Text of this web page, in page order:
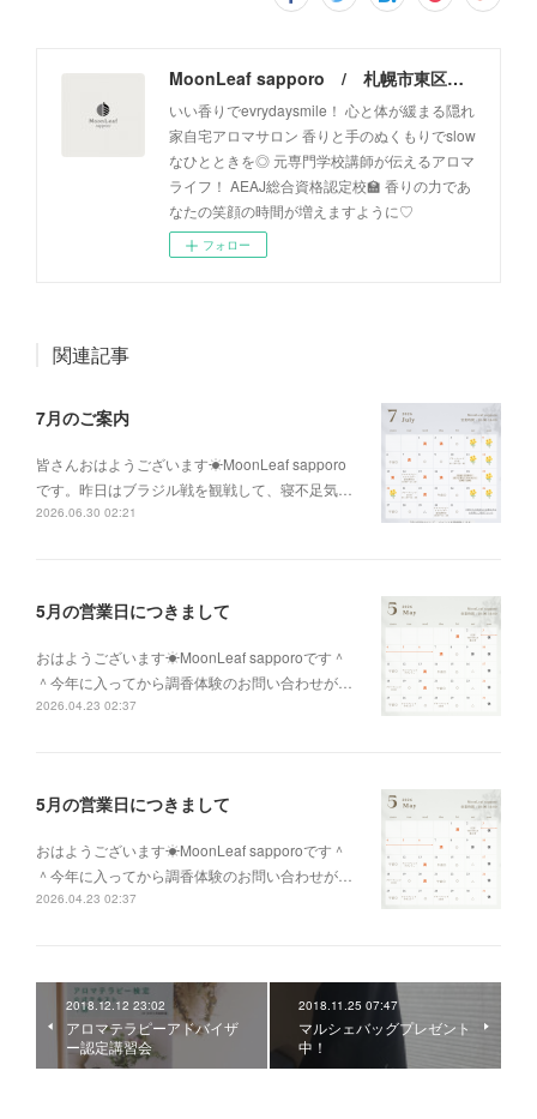
MoonLeaf sapporo / 札幌市東区の100種類以上の香りが楽しめるアロマスクール＆トリートメントサロン
いい香りでevrydaysmile！ 心と体が緩まる隠れ
家自宅アロマサロン 香りと手のぬくもりでslow
なひとときを◎ 元専門学校講師が伝えるアロマ
ライフ！ AEAJ総合資格認定校🏫 香りの力であ
なたの笑顔の時間が増えますように♡
フォロー
関連記事
7月のご案内
皆さんおはようございます☀MoonLeaf sapporo
です。昨日はブラジル戦を観戦して、寝不足気…
2026.06.30 02:21
5月の営業日につきまして
おはようございます☀MoonLeaf sapporoです＾
＾今年に入ってから調香体験のお問い合わせが…
2026.04.23 02:37
5月の営業日につきまして
おはようございます☀MoonLeaf sapporoです＾
＾今年に入ってから調香体験のお問い合わせが…
2026.04.23 02:37
2018.12.12 23:02
アロマテラピーアドバイザ
ー認定講習会
2018.11.25 07:47
マルシェバッグプレゼント
中！